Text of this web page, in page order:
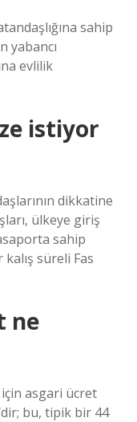
sahip
yabancı
evlilik
istiyor
dikkatine
ülkeye giriş
sahip
süreli Fas
ne
için asgari ücret
bu, tipik bir 44